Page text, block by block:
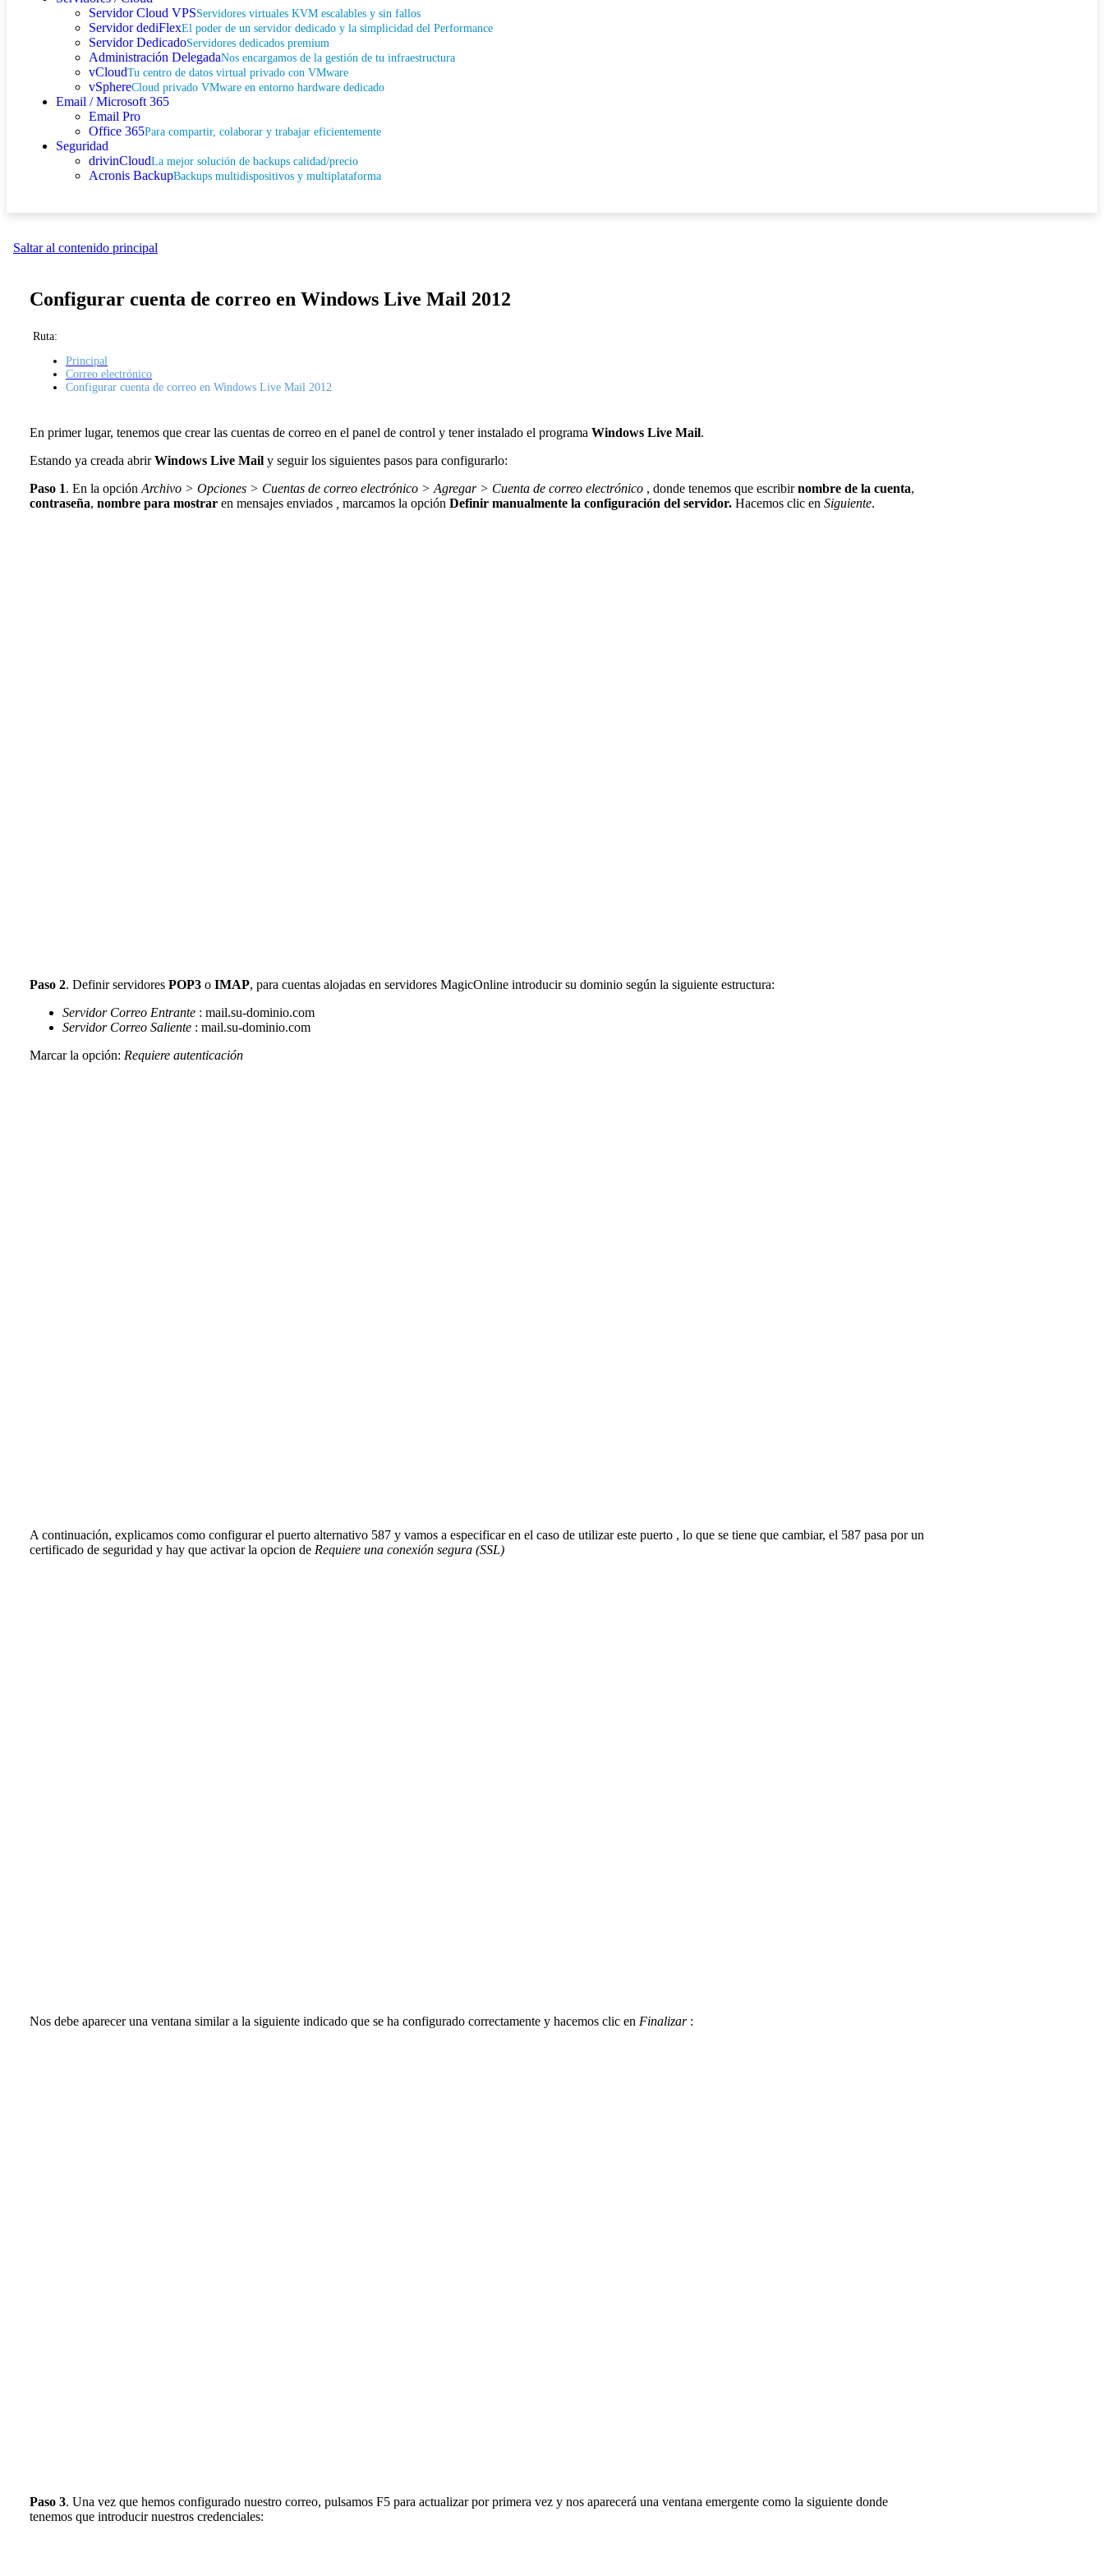
Servidor Cloud VPSServidores virtuales KVM escalables y sin fallos
Servidor dediFlexEl poder de un servidor dedicado y la simplicidad del Performance
Servidor DedicadoServidores dedicados premium
Administración DelegadaNos encargamos de la gestión de tu infraestructura
vCloudTu centro de datos virtual privado con VMware
vSphereCloud privado VMware en entorno hardware dedicado
Email / Microsoft 365
Email Pro
Office 365Para compartir, colaborar y trabajar eficientemente
Seguridad
drivinCloudLa mejor solución de backups calidad/precio
Acronis BackupBackups multidispositivos y multiplataforma
Saltar al contenido principal
Configurar cuenta de correo en Windows Live Mail 2012
Ruta:
Principal
Correo electrónico
Configurar cuenta de correo en Windows Live Mail 2012
En primer lugar, tenemos que crear las cuentas de correo en el panel de control y tener instalado el programa Windows Live Mail.
Estando ya creada abrirWindows Live Mail y seguir los siguientes pasos para configurarlo:
Paso 1. En la opción Archivo > Opciones > Cuentas de correo electrónico > Agregar > Cuenta de correo electrónico , donde tenemos que escribirnombre de la cuenta,
contraseña, nombre para mostrar en mensajes enviados marcamos la opción Definir manualmente la configuración del servidor. Hacemos clic en Siguiente.
Paso 2. Definir servidores POP3 o IMAP, para cuentas alojadas en servidores MagicOnline introducir su dominio según la siguiente estructura:
Servidor Correo Entrante : mail.su-dominio.com
Servidor Correo Saliente : mail.su-dominio.com
Marcar la opción: Requiere autenticación
A continuación, explicamos como configurar el puerto alternativo 587 y vamos a especificar en el caso de utilizar este puerto , lo que se tiene que cambiar, el 587 pasa por un
certificado de seguridad y hay que activar la opcion de Requiere una conexión segura (SSL)
Nos debe aparecer una ventana similar a la siguiente indicado que se ha configurado correctamente y hacemos clic en Finalizar:
Paso 3. Una vez que hemos configurado nuestro correo, pulsamos F5 para actualizar por primera vez y nos aparecerá una ventana emergente como la siguiente donde
tenemos que introducir nuestros credenciales: